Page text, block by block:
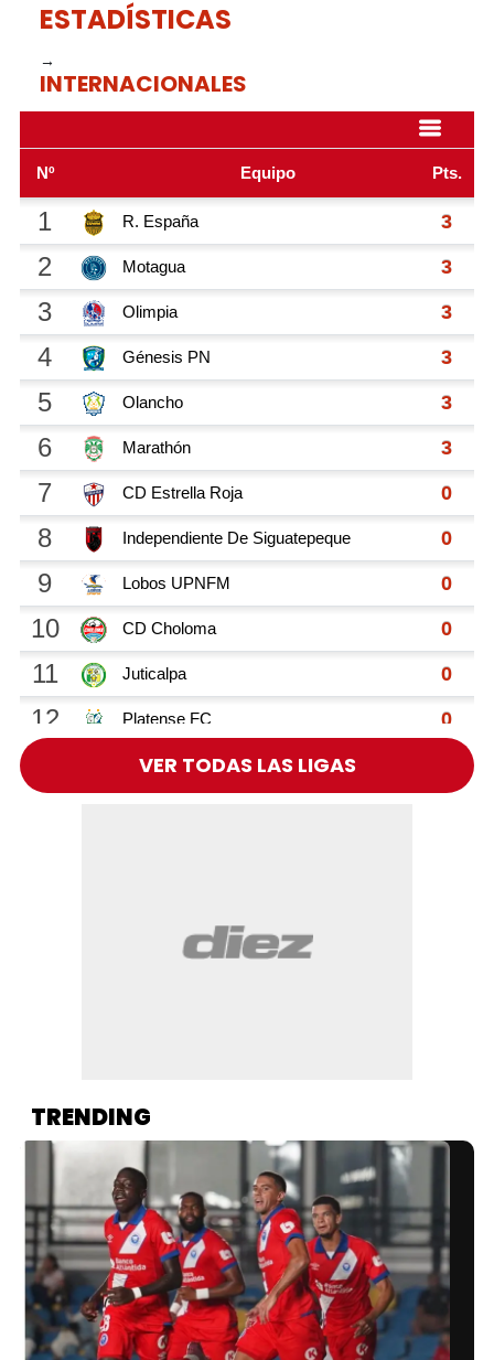
ESTADÍSTICAS
→
INTERNACIONALES
VER TODAS LAS LIGAS
TRENDING